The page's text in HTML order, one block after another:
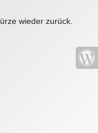
wieder zurück.